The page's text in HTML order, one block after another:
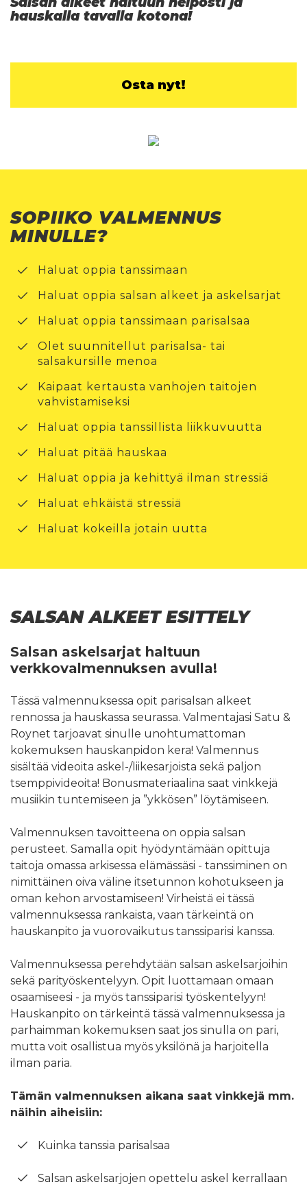
hauskalla tavalla kotona!
Osta nyt!
SOPIIKO VALMENNUS
MINULLE?
Haluat oppia tanssimaan
Haluat oppia salsan alkeet ja askelsarjat
Haluat oppia tanssimaan parisalsaa
Olet suunnitellut parisalsa- tai
salsakursille menoa
Kaipaat kertausta vanhojen taitojen
vahvistamiseksi
Haluat oppia tanssillista liikkuvuutta
Haluat pitää hauskaa
Haluat oppia ja kehittyä ilman stressiä
Haluat ehkäistä stressiä
Haluat kokeilla jotain uutta
SALSAN ALKEET ESITTELY
Salsan askelsarjat haltuun
verkkovalmennuksen avulla!
Tässä valmennuksessa opit parisalsan alkeet
rennossa ja hauskassa seurassa. Valmentajasi Satu &
Roynet tarjoavat sinulle unohtumattoman
kokemuksen hauskanpidon kera! Valmennus
sisältää videoita askel-/liikesarjoista sekä paljon
tsemppivideoita! Bonusmateriaalina saat vinkkejä
musiikin tuntemiseen ja ”ykkösen” löytämiseen.
Valmennuksen tavoitteena on oppia salsan
perusteet. Samalla opit hyödyntämään opittuja
taitoja omassa arkisessa elämässäsi - tanssiminen on
nimittäinen oiva väline itsetunnon kohotukseen ja
oman kehon arvostamiseen! Virheistä ei tässä
valmennuksessa rankaista, vaan tärkeintä on
hauskanpito ja vuorovaikutus tanssiparisi kanssa.
Valmennuksessa perehdytään salsan askelsarjoihin
sekä parityöskentelyyn. Opit luottamaan omaan
osaamiseesi - ja myös tanssiparisi työskentelyyn!
Hauskanpito on tärkeintä tässä valmennuksessa ja
parhaimman kokemuksen saat jos sinulla on pari,
mutta voit osallistua myös yksilönä ja harjoitella
ilman paria.
Tämän valmennuksen aikana saat vinkkejä mm.
näihin aiheisiin:
Kuinka tanssia parisalsaa
Salsan askelsarjojen opettelu askel kerrallaan